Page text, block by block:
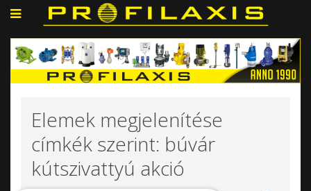
Elemek megjelenítése
címkék szerint: búvár
kútszivattyú akció